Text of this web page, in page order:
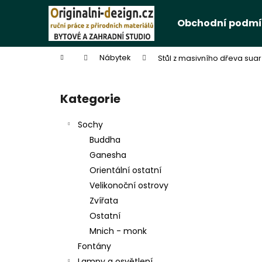
Obchodní
Domů Nábytek Stůl z masivního dřeva
Přeskočit
kategorie
Kategorie
Sochy
Buddha
Ganesha
Orientální ostatní
Velikonoční ostrovy
Zvířata
Ostatní
Mnich - monk
Fontány
í
Zpět
do
Zpět
do